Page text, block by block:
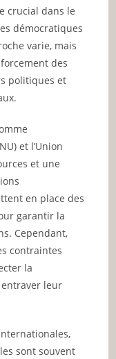
crucial dans le
démocratiques
varie, mais
des
politiques et
et l’Union
et une
en place des
garantir la
Cependant,
contraintes
la
leur
sont souvent